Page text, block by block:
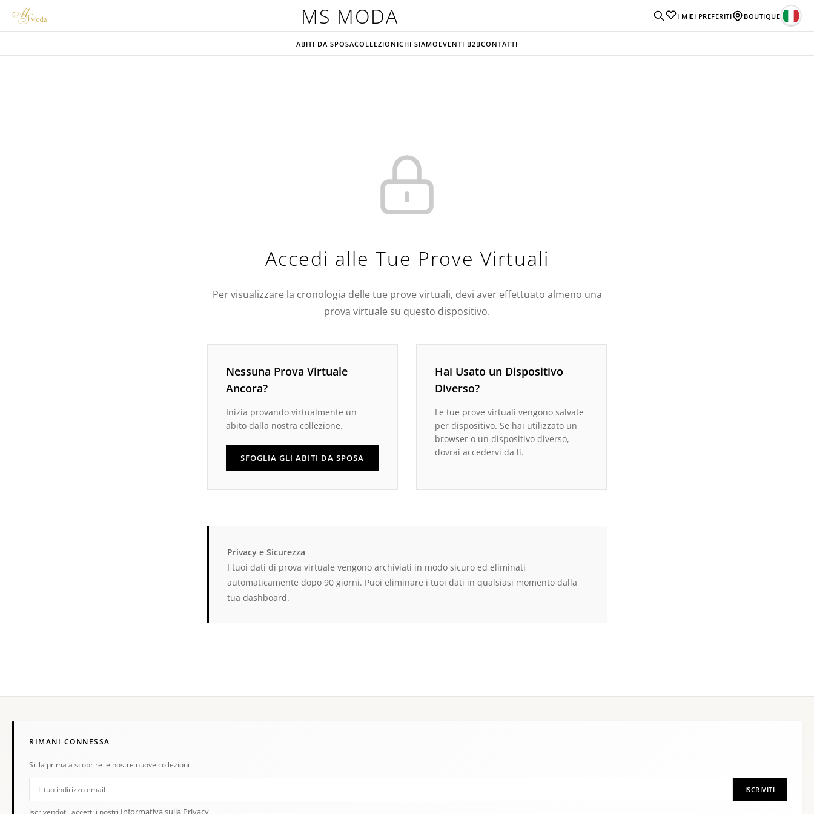
MS MODA I MIEI PREFERITI BOUTIQUE
ABITI DA SPOSACOLLEZIONICHI SIAMO EVENTI B2BCONTATTI
Accedi alle Tue Prove Virtuali
Per visualizzare la cronologia delle tue prove virtuali, devi aver effettuato almeno una
prova virtuale su questo dispositivo.
Nessuna Prova Virtuale
Ancora?
Inizia provando virtualmente un
abito dalla nostra collezione.
SFOGLIA GLI ABITI DA SPOSA
Hai Usato un Dispositivo
Diverso?
Le tue prove virtuali vengono salvate
per dispositivo. Se hai utilizzato un
browser o un dispositivo diverso,
dovrai accedervi da lì.
Privacy e Sicurezza
I tuoi dati di prova virtuale vengono archiviati in modo sicuro ed eliminati
automaticamente dopo 90 giorni. Puoi eliminare i tuoi dati in qualsiasi momento dalla
tua dashboard.
RIMANI CONNESSA
Sii la prima a scoprire le nostre nuove collezioni
ISCRIVITI
Iscrivendoti, accetti i nostri Informativa sulla Privacy